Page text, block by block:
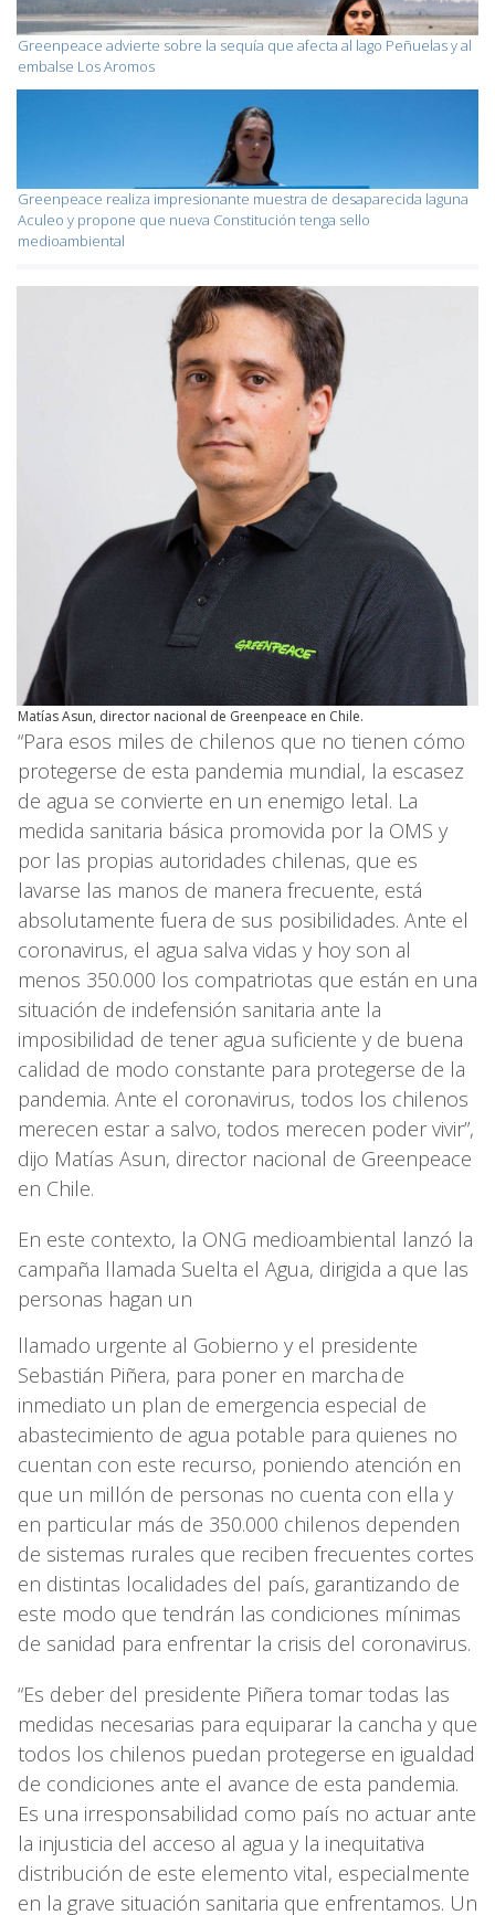
Greenpeace advierte sobre la sequía que afecta al lago Peñuelas y al
embalse Los Aromos
Greenpeace realiza impresionante muestra de desaparecida laguna
Aculeo y propone que nueva Constitución tenga sello
medioambiental
Matías Asun, director nacional de Greenpeace en Chile.
“Para esos miles de chilenos que no tienen cómo
protegerse de esta pandemia mundial, la escasez
de agua se convierte en un enemigo letal. La
medida sanitaria básica promovida por la OMS y
por las propias autoridades chilenas, que es
lavarse las manos de manera frecuente, está
absolutamente fuera de sus posibilidades. Ante el
coronavirus, el agua salva vidas y hoy son al
menos 350.000 los compatriotas que están en una
situación de indefensión sanitaria ante la
imposibilidad de tener agua suficiente y de buena
calidad de modo constante para protegerse de la
pandemia. Ante el coronavirus, todos los chilenos
merecen estar a salvo, todos merecen poder vivir”,
dijo Matías Asun, director nacional de Greenpeace
en Chile.
En este contexto, la ONG medioambiental lanzó la
campaña llamada Suelta el Agua, dirigida a que las
personas hagan un
llamado urgente al Gobierno y el presidente
Sebastián Piñera, para poner en marcha de
inmediato un plan de emergencia especial de
abastecimiento de agua potable para quienes no
cuentan con este recurso, poniendo atención en
que un millón de personas no cuenta con ella y
en particular más de 350.000 chilenos dependen
de sistemas rurales que reciben frecuentes cortes
en distintas localidades del país, garantizando de
este modo que tendrán las condiciones mínimas
de sanidad para enfrentar la crisis del coronavirus.
“Es deber del presidente Piñera tomar todas las
medidas necesarias para equiparar la cancha y que
todos los chilenos puedan protegerse en igualdad
de condiciones ante el avance de esta pandemia.
Es una irresponsabilidad como país no actuar ante
la injusticia del acceso al agua y la inequitativa
distribución de este elemento vital, especialmente
en la grave situación sanitaria que enfrentamos. Un